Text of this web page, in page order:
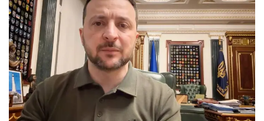
о
р
е
ж
и
м